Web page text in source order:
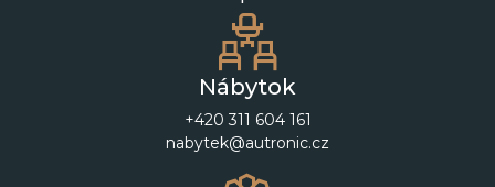
Nábytok
+420 311 604 161
nabytek@autronic.cz